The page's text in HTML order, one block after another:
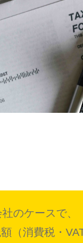
のケースで、
（消費税・